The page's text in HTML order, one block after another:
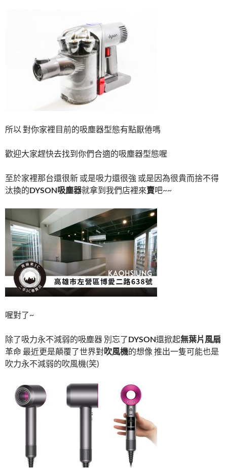
所以 對你家裡目前的吸塵器型態有點厭倦嗎
歡迎大家趕快去找到你們合適的吸塵器型態喔
至於家裡那台還很新 或是吸力還很強 或是因為很貴而捨不得
汰換的DYSON吸塵器就拿到我們店裡來賣吧~~
喔對了~
除了吸力永不減弱的吸塵器 別忘了DYSON還掀起無葉片風扇
革命 最近更是顛覆了世界對吹風機的想像 推出一隻可能也是
吹力永不減弱的吹風機(笑)